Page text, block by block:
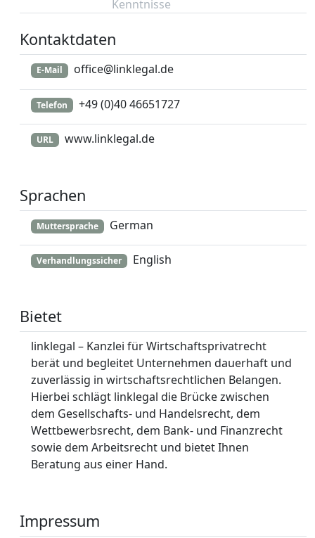
Kenntnisse
Kontaktdaten
E-Mail office@linklegal.de
Telefon +49 (0)40 46651727
URL www.linklegal.de
Sprachen
Muttersprache German
Verhandlungssicher English
Bietet
linklegal – Kanzlei für Wirtschaftsprivatrecht
berät und begleitet Unternehmen dauerhaft und
zuverlässig in wirtschaftsrechtlichen Belangen.
Hierbei schlägt linklegal die Brücke zwischen
dem Gesellschafts- und Handelsrecht, dem
Wettbewerbsrecht, dem Bank- und Finanzrecht
sowie dem Arbeitsrecht und bietet Ihnen
Beratung aus einer Hand.
Impressum